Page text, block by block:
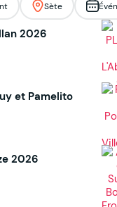
Sète
2026
et Pamelito
2026